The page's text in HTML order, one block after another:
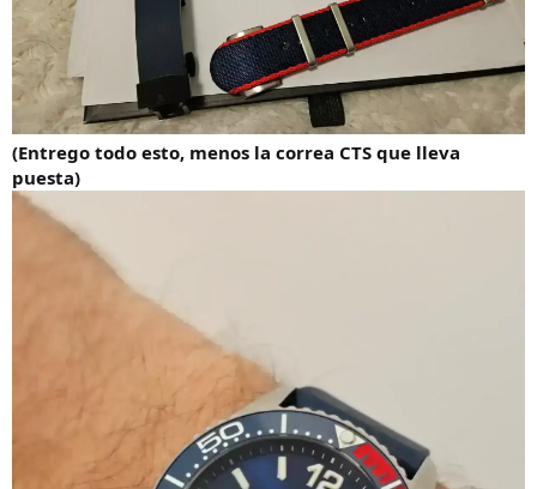
(Entrego todo esto, menos la correa CTS que lleva
puesta)